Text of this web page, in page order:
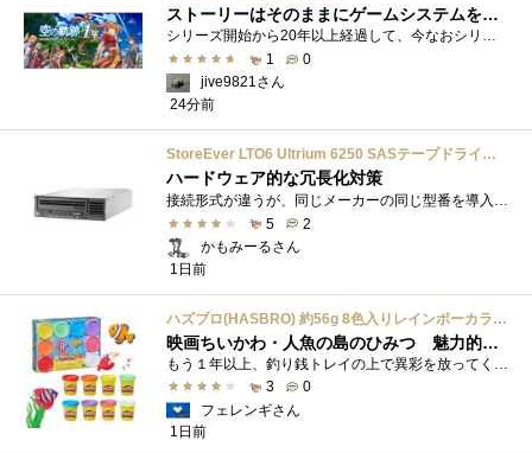
ストーリーはそのままにゲームシステムを現代化
シリーズ開始から20年以上経過して、今なおシリーズの完結が見えてこない日本ファルコムのストーリーRPG、「英雄伝説軌跡シリーズ」。シリーズ...
1
0
jive9821さん
24分前
StoreEver LTO6 Ultrium 6250 SASテープドライブ(内蔵型)
ハードウェア的な冗長化対策
接続形式が違うが、同じメーカーの同じ型番を導入しています。製品としてのレビューは下記の方で行っています。いざ使おうとしたときに故障�...
5
2
かもみーるさん
1日前
ハズブロ(HASBRO) 約56g 8色入りレインボーカラーのプレイ・ドー、新学期用品、2才以上のプリスクールの子供向け、子供向けのアート&クラフト 粘土 ねんど、こどもの日、子供の日プレゼント
映画ちいかわ・人魚の島のひみつ 魅力的なビラン：セイレーンを造ってみた
3
0
フェレンギさん
1日前